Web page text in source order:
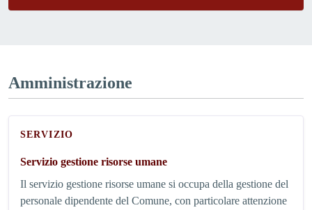
Amministrazione
SERVIZIO
Servizio gestione risorse umane
Il servizio gestione risorse umane si occupa della gestione del
personale dipendente del Comune, con particolare attenzione